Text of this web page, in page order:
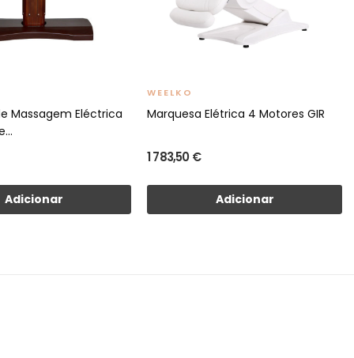
Massagem Eléctrica
Adicionar
WEELKO
Marquesa Elétrica 4 Motores GIR
1 783,50 €
Adicionar